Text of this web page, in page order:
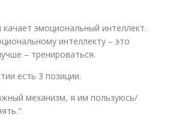
эмоциональный интеллект.
интеллекту – это
– тренироваться.
есть 3 позиции.
механизм, я им пользуюсь/